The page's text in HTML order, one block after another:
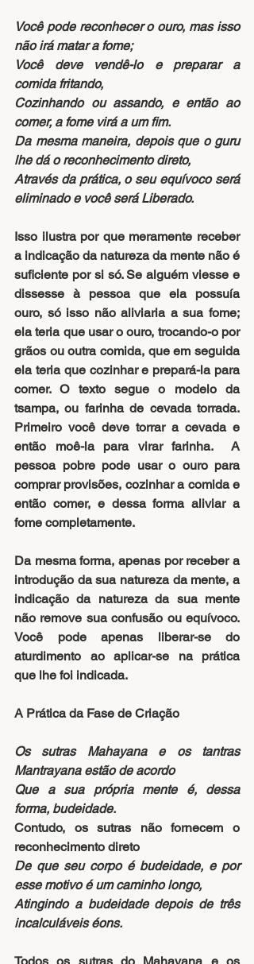
Você pode reconhecer o ouro, mas isso
não irá matar a fome;
Você deve vendê-lo e preparar a
comida fritando,
Cozinhando ou assando, e então ao
comer, a fome virá a um fim.
Da mesma maneira, depois que o guru
lhe dá o reconhecimento direto,
Através da prática, o seu equívoco será
eliminado e você será Liberado.
Isso ilustra por que meramente receber
a indicação da natureza da mente não é
suficiente por si só. Se alguém viesse e
dissesse à pessoa que ela possuía
ouro, só isso não aliviaria a sua fome;
ela teria que usar o ouro, trocando-o por
grãos ou outra comida, que em seguida
ela teria que cozinhar e prepará-la para
comer. O texto segue o modelo da
tsampa, ou farinha de cevada torrada.
Primeiro você deve torrar a cevada e
então moê-la para virar farinha.  A
pessoa pobre pode usar o ouro para
comprar provisões, cozinhar a comida e
então comer, e dessa forma aliviar a
fome completamente.
Da mesma forma, apenas por receber a
introdução da sua natureza da mente, a
indicação da natureza da sua mente
não remove sua confusão ou equívoco.
Você pode apenas liberar-se do
aturdimento ao aplicar-se na prática
que lhe foi indicada.
A Prática da Fase de Criação
Os sutras Mahayana e os tantras
Mantrayana estão de acordo
Que a sua própria mente é, dessa
forma, budeidade.
Contudo, os sutras não fornecem o
reconhecimento direto
De que seu corpo é budeidade, e por
esse motivo é um caminho longo,
Atingindo a budeidade depois de três
incalculáveis éons.